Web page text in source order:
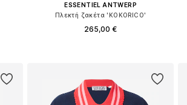
ESSENTIEL ANTWERP
Πλεκτή ζακέτα 'KOKORICO'
265,00 €